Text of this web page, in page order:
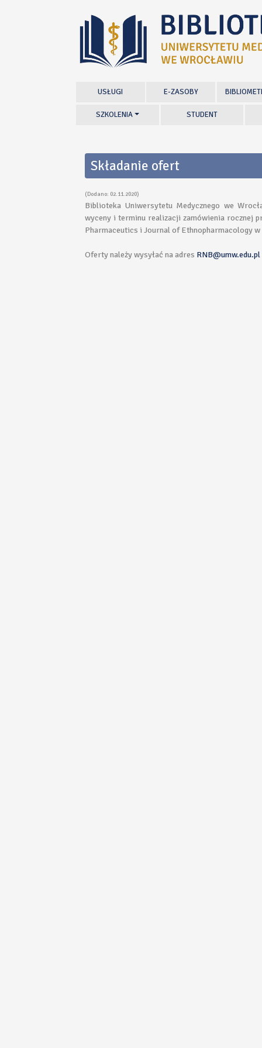
USŁUGI E-ZASOBY
SZKOLENIA STUDENT
Składanie ofert
(Dodano: 02.11.2020)
Biblioteka Uniwersytetu Medycznego we
wyceny i terminu realizacji zamówienia rocznej
Pharmaceutics i Journal of Ethnopharmacology
Oferty należy wysyłać na adres RNB@umw.edu.pl